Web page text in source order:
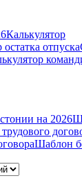
Калькулятор
отпуска
на 2026
Шаблон